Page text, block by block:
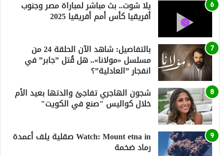
يلا شوت.. بث مباشر لمباراة مصر وجنوب
أفريقيا كأس أمم أفريقيا 2025
بالتفاصيل: شاهد الآن الحلقة 24 من
مسلسل «مولانا».. هل قُتل ”جابر” في
انفجار ”العادلية”؟
شجون الهاجري تفاجئ والدتها بعيد الأم
خلال كواليس "صنع في الكويت"
Watch: Mount etna in صقلية يلف أعمدة
رماد ضخمة